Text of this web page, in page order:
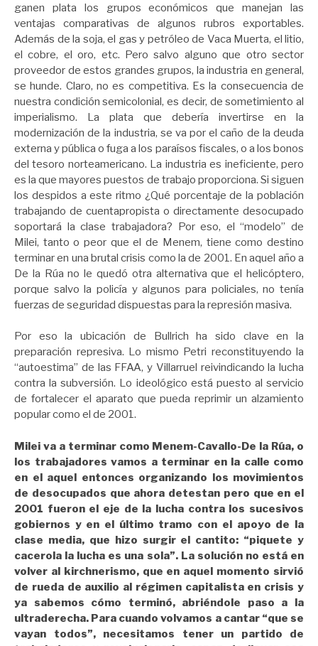
ganen plata los grupos económicos que manejan las
ventajas comparativas de algunos rubros exportables.
Además de la soja, el gas y petróleo de Vaca Muerta, el litio,
el cobre, el oro, etc. Pero salvo alguno que otro sector
proveedor de estos grandes grupos, la industria en general,
se hunde. Claro, no es competitiva. Es la consecuencia de
nuestra condición semicolonial, es decir, de sometimiento al
imperialismo. La plata que debería invertirse en la
modernización de la industria, se va por el caño de la deuda
externa y pública o fuga a los paraísos fiscales, o a los bonos
del tesoro norteamericano. La industria es ineficiente, pero
es la que mayores puestos de trabajo proporciona. Si siguen
los despidos a este ritmo ¿Qué porcentaje de la población
trabajando de cuentapropista o directamente desocupado
soportará la clase trabajadora? Por eso, el “modelo” de
Milei, tanto o peor que el de Menem, tiene como destino
terminar en una brutal crisis como la de 2001. En aquel año a
De la Rúa no le quedó otra alternativa que el helicóptero,
porque salvo la policía y algunos para policiales, no tenía
fuerzas de seguridad dispuestas para la represión masiva.
Por eso la ubicación de Bullrich ha sido clave en la
preparación represiva. Lo mismo Petri reconstituyendo la
“autoestima” de las FFAA, y Villarruel reivindicando la lucha
contra la subversión. Lo ideológico está puesto al servicio
de fortalecer el aparato que pueda reprimir un alzamiento
popular como el de 2001.
Milei va a terminar como Menem-Cavallo-De la Rúa, o
los trabajadores vamos a terminar en la calle como
en el aquel entonces organizando los movimientos
de desocupados que ahora detestan pero que en el
2001 fueron el eje de la lucha contra los sucesivos
gobiernos y en el último tramo con el apoyo de la
clase media, que hizo surgir el cantito: “piquete y
cacerola la lucha es una sola”. La solución no está en
volver al kirchnerismo, que en aquel momento sirvió
de rueda de auxilio al régimen capitalista en crisis y
ya sabemos cómo terminó, abriéndole paso a la
ultraderecha. Para cuando volvamos a cantar “que se
vayan todos”, necesitamos tener un partido de